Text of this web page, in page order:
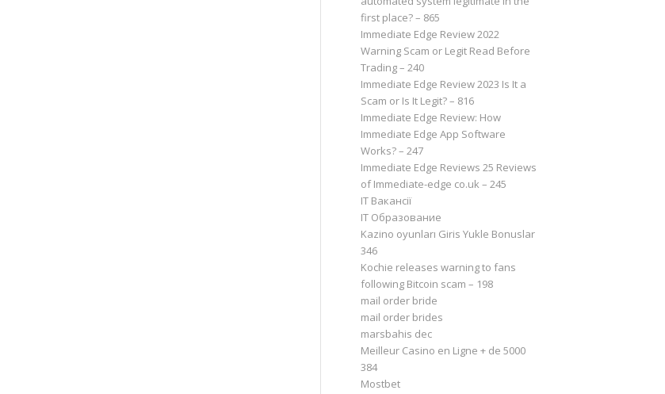
first place? – 865
Immediate Edge Review 2022
Warning Scam or Legit Read Before
Trading – 240
Immediate Edge Review 2023 Is It a
Scam or Is It Legit? – 816
Immediate Edge Review: How
Immediate Edge App Software
Works? – 247
Immediate Edge Reviews 25 Reviews
of Immediate-edge co.uk – 245
IT Вакансії
IT Образование
Kazino oyunları Giris Yukle Bonuslar
346
Kochie releases warning to fans
following Bitcoin scam – 198
mail order bride
mail order brides
marsbahis dec
Meilleur Casino en Ligne + de 5000
384
Mostbet